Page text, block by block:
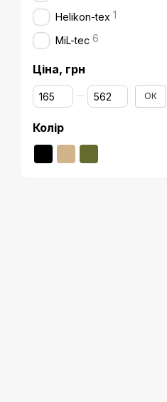
Helikon-tex 1
MiL-tec 6
Ціна, грн
Від Ціна, грн
До Ціна, грн ОК
Колір